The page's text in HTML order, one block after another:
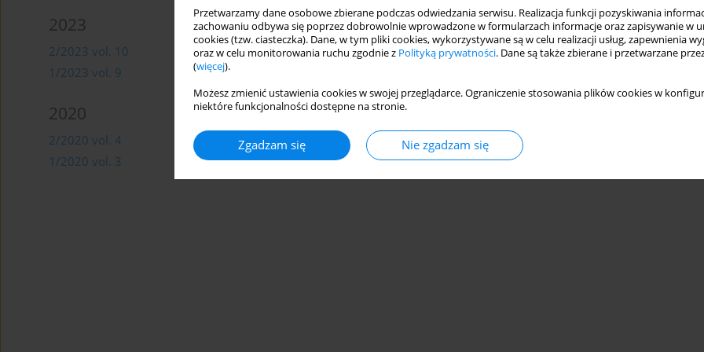
Przetwarzamy dane osobowe zbierane podczas odwiedzania serwisu. Realizacja funkcji pozyskiwania
zachowaniu odbywa się poprzez dobrowolnie wprowadzone w formularzach informacje oraz zapisywanie w
cookies (tzw. ciasteczka). Dane, w tym pliki cookies, wykorzystywane są w celu realizacji usług, zapewnienia
oraz w celu monitorowania ruchu zgodnie z Polityką prywatności. Dane są także zbierane i przetwarzane
(więcej).
Możesz zmienić ustawienia cookies w swojej przeglądarce. Ograniczenie stosowania plików cookies w
niektóre funkcjonalności dostępne na stronie.
Zgadzam się Nie zgadzam się
2023
2/2023 vol. 10
1/2023 vol. 9
2022
2/2022 vol. 8
2021
2/2021 vol. 6
2020
2/2020 vol. 4
1/2020 vol. 3
2019
2/2019 vol. 2
1/2019 vol. 1